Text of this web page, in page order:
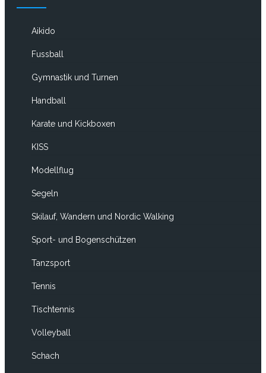
Aikido
Fussball
Gymnastik und Turnen
Handball
Karate und Kickboxen
KISS
Modellflug
Segeln
Skilauf, Wandern und Nordic Walking
Sport- und Bogenschützen
Tanzsport
Tennis
Tischtennis
Volleyball
Schach